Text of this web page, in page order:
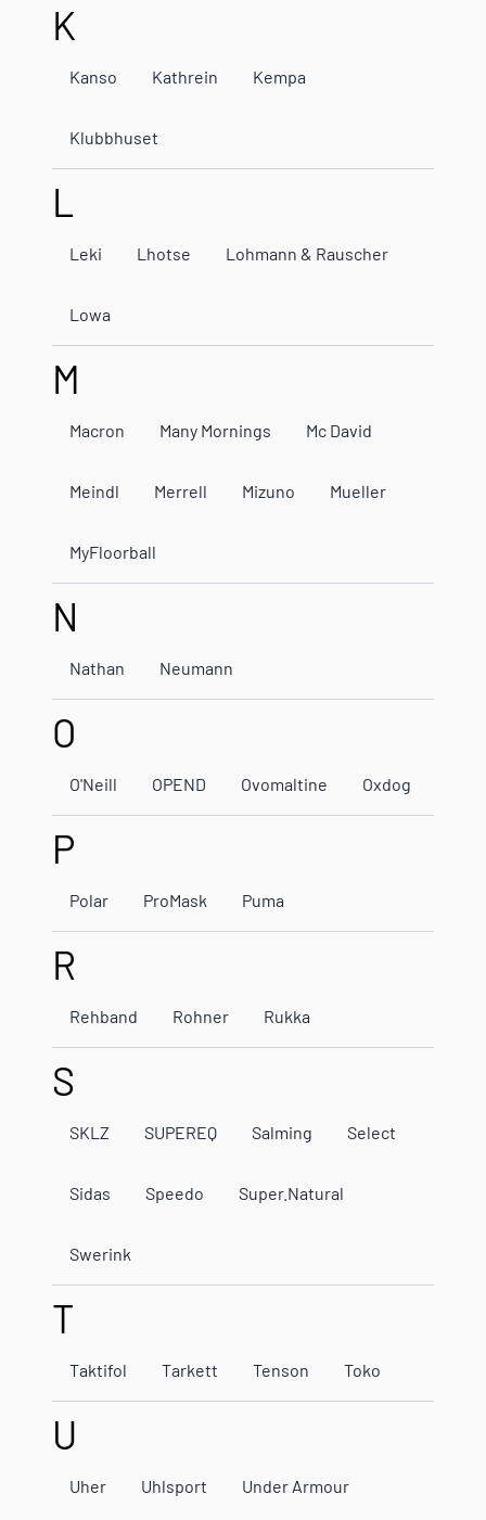
K
Kanso Kathrein Kempa
Klubbhuset
L
Leki Lhotse Lohmann & Rauscher
Lowa
M
Macron Many Mornings Mc David
Meindl Merrell Mizuno Mueller
MyFloorball
N
Nathan Neumann
O
O'Neill OPEND Ovomaltine Oxdog
P
Polar ProMask Puma
R
Rehband Rohner Rukka
S
SKLZ SUPEREQ Salming Select
Sidas Speedo Super.Natural
Swerink
T
Taktifol Tarkett Tenson Toko
U
Uher Uhlsport Under Armour